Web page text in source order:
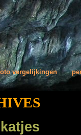
vergelijkingen